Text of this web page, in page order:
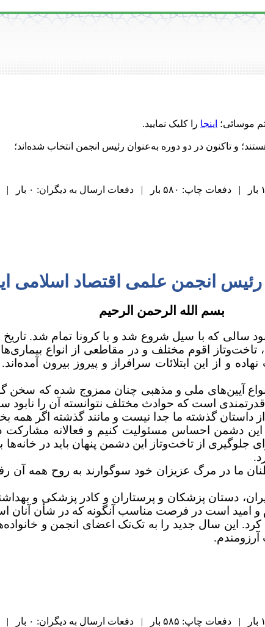
موسائی؛ اینجا را کلیک نمایید.
رئیس انجمن علمی اقتصاد اسلامی
بسم‌ الله الرحمن‌ الرحیم
سالی که با سیل شروع شد و با کرونا تمام شد.
اقوم مختلف و در مقاطعی از انواع
و از این ابتلائات سرافراز و پیروز بیرون
آیین‌های ملی و مذهبی چنان ممزوج شده که سخن
قدرتمندی است که حوادث مختلف نتوانسته آن را نابود
گذشته ما جدا نیست و مانند گذشته اگر همه
دشمن احساس مسئولیت کنیم و فعالانه مشارکت
جلوگیری از تاخت‌و‌تاز این دشمن پنهان باید در
ما در مرگ عزیزان خود سوگوارند به روح همه آن
دستان پزشکان و پرستاران و کادر پزشکی و
و امید است در فرصت مناسب آنگونه که در شأن آنان
کرد. این سال جدید را به تک‌تک اعضای انجمن و